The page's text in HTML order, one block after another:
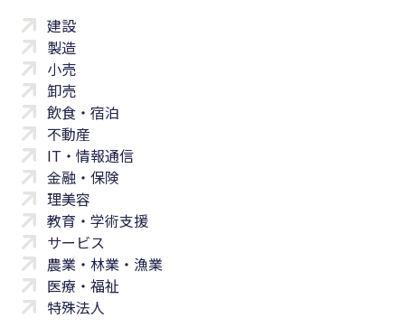
建設
製造
小売
卸売
飲食・宿泊
不動産
IT・情報通信
金融・保険
理美容
教育・学術支援
サービス
農業・林業・漁業
医療・福祉
特殊法人